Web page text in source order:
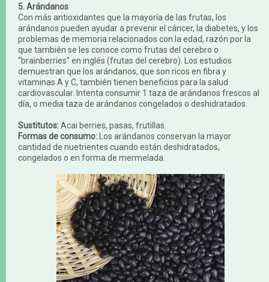
5. Arándanos
Con más antioxidantes que la mayoría de las frutas, los
arándanos pueden ayudar a prevenir el cáncer, la diabetes, y los
problemas de memoria relacionados con la edad, razón por la
que también se les conoce como frutas del cerebro o
“brainberries” en inglés (frutas del cerebro). Los estudios
demuestran que los arándanos, que son ricos en fibra y
vitaminas A y C, también tienen beneficios para la salud
cardiovascular. Intenta consumir 1 taza de arándanos frescos al
día, o media taza de arándanos congelados o deshidratados.
Sustitutos:Acai berries, pasas, frutillas.
Formas de consumo: Los arándanos conservan la mayor
cantidad de nuetrientes cuando están deshidratados,
congelados o en forma de mermelada.